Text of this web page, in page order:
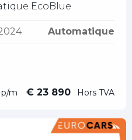
EcoBlue
Automatique
p/m € 23 890 Hors TVA